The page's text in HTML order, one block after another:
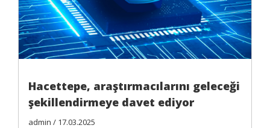
Hacettepe, araştırmacılarını geleceği
şekillendirmeye davet ediyor
admin / 17.03.2025